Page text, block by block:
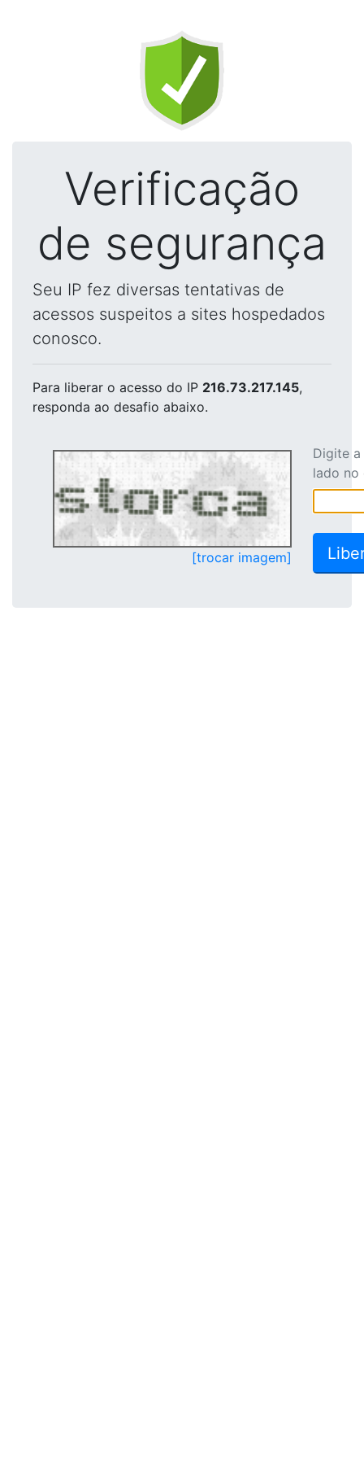
Verificação
de segurança
Seu IP fez diversas tentativas de
acessos suspeitos a sites hospedados
conosco.
Para liberar o acesso do IP 216.73.217.145,
responda ao desafio abaixo.
[trocar imagem]
Digite
lado no